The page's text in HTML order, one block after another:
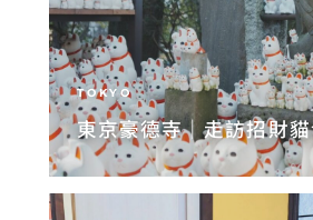
TOKYO
東京豪德寺｜走訪招財